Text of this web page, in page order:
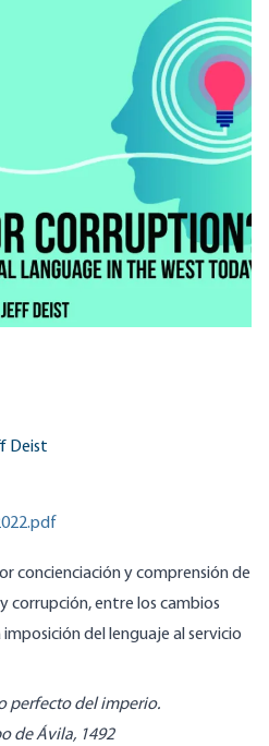
Deist
concienciación y comprensión de
corrupción, entre los cambios
del lenguaje al servicio
perfecto del imperio.
de Ávila, 1492